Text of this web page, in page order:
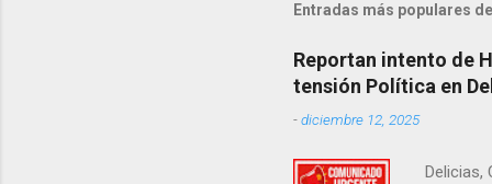
Entradas más populares
Reportan intento de
tensión Política en
-diciembre 12, 2025
Delicias,